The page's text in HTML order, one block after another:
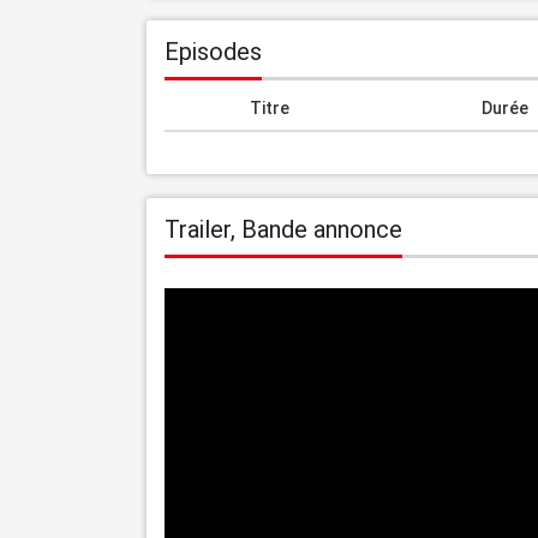
Episodes
Titre Durée
Trailer, Bande annonce